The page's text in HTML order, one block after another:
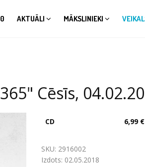
AKTUĀLI MĀKSLINIEKI
Cēsīs,
CD 6,99 €
SKU: 2916002
Izdots: 02.05.2018